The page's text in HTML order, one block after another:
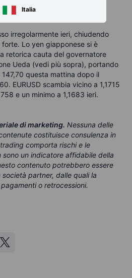
Italia
irregolarmente ieri, chiudendo
Lo yen giapponese si è
retorica cauta del governatore
Ueda (vedi più sopra), portando
147,70 questa mattina dopo il
EURUSD scambia vicino a 1,1715
e un minimo a 1,1683 ieri.
di marketing. Nessuna delle
costituisce consulenza in
comporta rischi e le
un indicatore affidabile della
contenuto potrebbero essere
partner, dalle quali la
o retrocessioni.